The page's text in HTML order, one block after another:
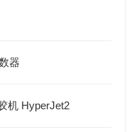
器
机 HyperJet2